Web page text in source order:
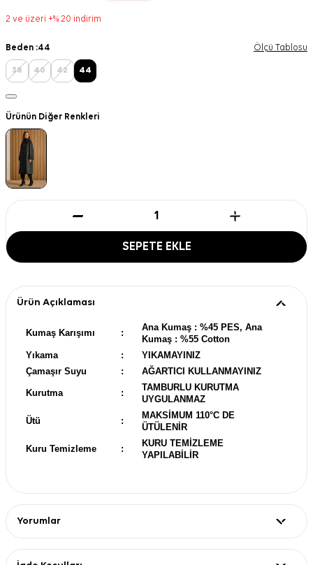
2 ve üzeri +% 20 indirim
Beden :44 Ölçü Tablosu
38 40 42 44
Ürünün Diğer Renkleri
SEPETE EKLE
Ürün Açıklaması
Kumaş Karışımı :
Ana Kumaş : %45 PES, Ana
Kumaş : %55 Cotton
Yıkama
:
YIKAMAYINIZ
Çamaşır Suyu
: AĞARTICI KULLANMAYINIZ
Kurutma :
TAMBURLU KURUTMA
UYGULANMAZ
Ütü :
MAKSİMUM 110°C DE
ÜTÜLENİR
Kuru Temizleme :
KURU TEMİZLEME
YAPILABİLİR
Yorumlar